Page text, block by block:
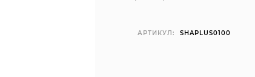
АРТИКУЛ: SHAPLUS0100